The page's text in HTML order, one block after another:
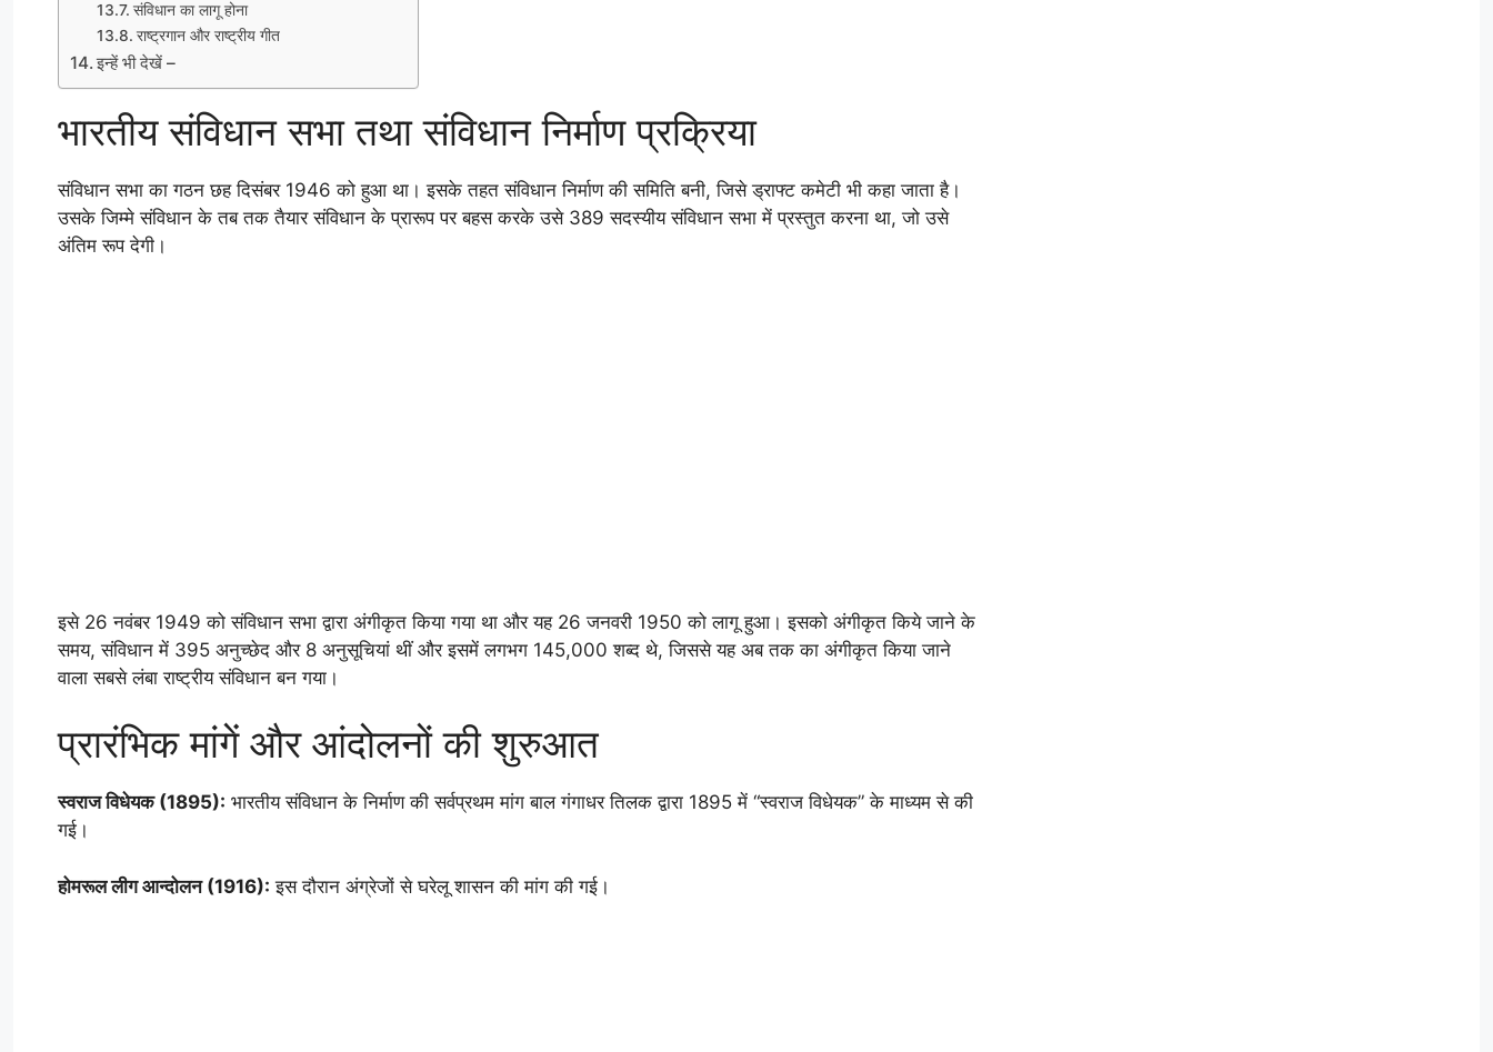
संविधान का लागू होना
राष्ट्रगान और राष्ट्रीय गीत
इन्हें भी देखें –
भारतीय संविधान सभा तथा संविधान निर्माण प्रक्रिया
संविधान सभा का गठन छह दिसंबर 1946 को हुआ था। इसके तहत संविधान निर्माण की समिति बनी, जिसे ड्राफ्ट कमेटी भी कहा जाता है।
उसके जिम्मे संविधान के तब तक तैयार संविधान के प्रारूप पर बहस करके उसे 389 सदस्यीय संविधान सभा में प्रस्तुत करना था, जो उसे
अंतिम रूप देगी।
इसे 26 नवंबर 1949 को संविधान सभा द्वारा अंगीकृत किया गया था और यह 26 जनवरी 1950 को लागू हुआ। इसको अंगीकृत किये जाने के
समय, संविधान में 395 अनुच्छेद और 8 अनुसूचियां थीं और इसमें लगभग 145,000 शब्द थे, जिससे यह अब तक का अंगीकृत किया जाने
वाला सबसे लंबा राष्ट्रीय संविधान बन गया।
प्रारंभिक मांगें और आंदोलनों की शुरुआत
स्वराज विधेयक (1895): भारतीय संविधान के निर्माण की सर्वप्रथम मांग बाल गंगाधर तिलक द्वारा 1895 में “स्वराज विधेयक” के माध्यम से की
गई।
होमरूल लीग आन्दोलन (1916): इस दौरान अंग्रेजों से घरेलू शासन की मांग की गई।